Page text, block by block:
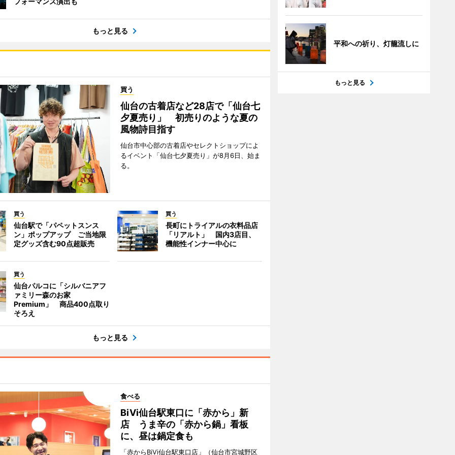
もっと見る
買う
仙台の古着店など28店で「仙台七
夕夏売り」 初売りのような夏の
風物詩目指す
仙台市中心部の古着店やセレクトショップによ
るイベント「仙台七夕夏売り」が8月6日、始ま
る。
買う
仙台駅で「パペットスンス
ン」ポップアップ ご当地限
定グッズ含む90点超販売
買う
長町にトライアルの衣料品店
「リアルト」 国内3店目、
機能性インナー中心に
買う
仙台パルコに「シルバニアフ
ァミリー森のお家
Premium」 商品400点取り
そろえ
もっと見る
食べる
BiVi仙台駅東口に「赤から」新
店 うま辛の「赤から鍋」看板
に、昼は鍋定食も
「赤からBiVi仙台駅東口店」（仙台市宮城野区
平和への祈り、灯籠流しに
もっと見る